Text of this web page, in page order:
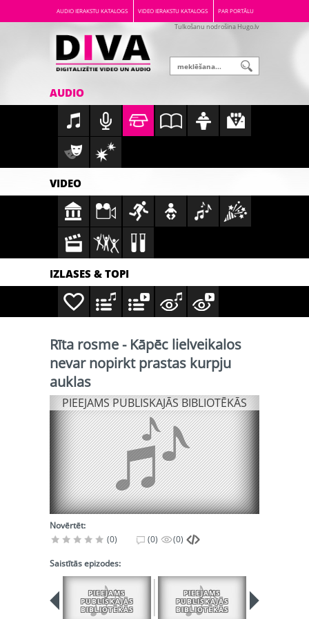
AUDIO IERAKSTU KATALOGS VIDEO IERAKSTU KATALOGS PAR PORTĀLU
Tulkošanu nodrošina Hugo.lv
AUDIO
VIDEO
IZLASES & TOPI
Rīta rosme - Kāpēc lielveikalos
nevar nopirkt prastas kurpju
auklas
PIEEJAMS PUBLISKAJĀS BIBLIOTĒKĀS
Novērtēt:
(0)
(0) (0)
Saistītās epizodes:
PIEEJAMS
PUBLISKAJĀS
BIBLIOTĒKĀS
PIEEJAMS
PUBLISKAJĀS
BIBLIOTĒKĀS